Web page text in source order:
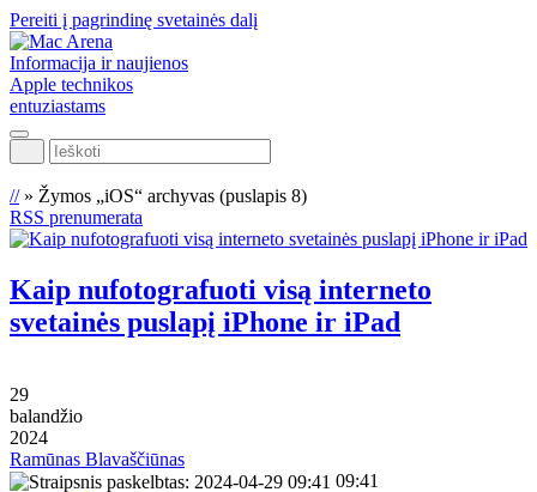
Pereiti į pagrindinę svetainės dalį
Informacija ir naujienos
Apple technikos
entuziastams
Ieškoti
//» Žymos „iOS“ archyvas (puslapis 8)
RSS prenumerata
Kaip nufotografuoti visą interneto
svetainės puslapį iPhone ir iPad
29
balandžio
2024
Ramūnas Blavaščiūnas
09:41